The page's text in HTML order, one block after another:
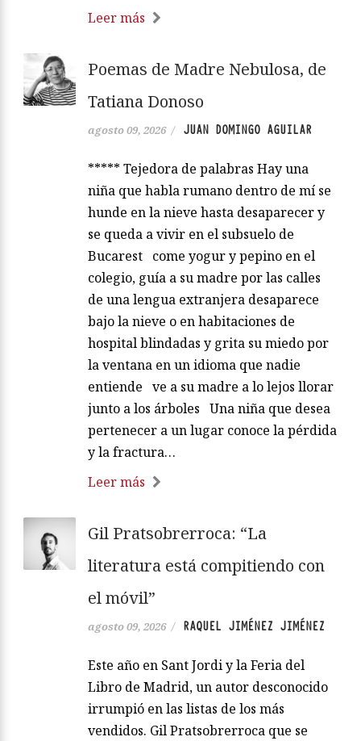
Leer más
Poemas de Madre Nebulosa, de
Tatiana Donoso
agosto 09, 2026 / JUAN DOMINGO AGUILAR
***** Tejedora de palabras Hay una
niña que habla rumano dentro de mí se
hunde en la nieve hasta desaparecer y
se queda a vivir en el subsuelo de
Bucarest come yogur y pepino en el
colegio, guía a su madre por las calles
de una lengua extranjera desaparece
bajo la nieve o en habitaciones de
hospital blindadas y grita su miedo por
la ventana en un idioma que nadie
entiende ve a su madre a lo lejos llorar
junto a los árboles Una niña que desea
pertenecer a un lugar conoce la pérdida
y la fractura…
Leer más
Gil Pratsobrerroca: “La
literatura está compitiendo con
el móvil”
agosto 09, 2026 / RAQUEL JIMÉNEZ JIMÉNEZ
Este año en Sant Jordi y la Feria del
Libro de Madrid, un autor desconocido
irrumpió en las listas de los más
vendidos. Gil Pratsobrerroca que se